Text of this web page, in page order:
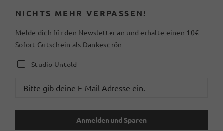
NICHTS MEHR VERPASSEN!
Melde dich für den Newsletter an und erhalte einen 10€
Sofort-Gutschein als Dankeschön
Studio Untold
Anmelden und Sparen